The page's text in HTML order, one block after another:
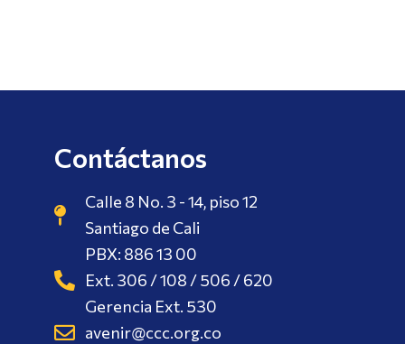
Contáctanos
Calle 8 No. 3 - 14, piso 12
Santiago de Cali
PBX: 886 13 00
Ext. 306 / 108 / 506 / 620
Gerencia Ext. 530
avenir@ccc.org.co